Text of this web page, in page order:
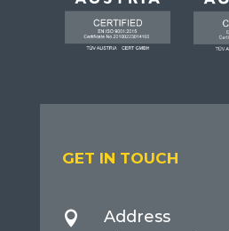
GET IN TOUCH
 Address